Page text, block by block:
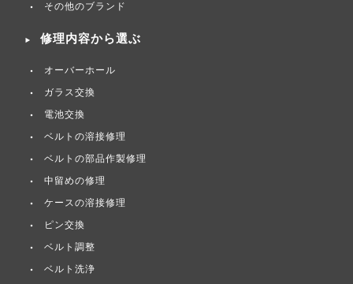
その他のブランド
修理内容から選ぶ
オーバーホール
ガラス交換
電池交換
ベルトの溶接修理
ベルトの部品作製修理
中留めの修理
ケースの溶接修理
ピン交換
ベルト調整
ベルト洗浄